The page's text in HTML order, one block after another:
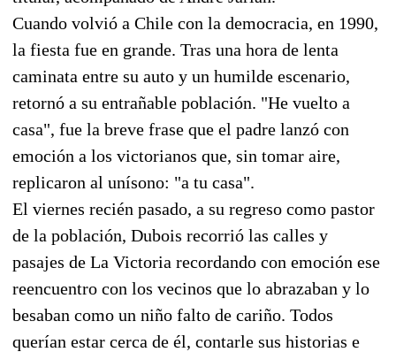
Cuando volvió a Chile con la democracia, en 1990,
la fiesta fue en grande. Tras una hora de lenta
caminata entre su auto y un humilde escenario,
retornó a su entrañable población. "He vuelto a
casa", fue la breve frase que el padre lanzó con
emoción a los victorianos que, sin tomar aire,
replicaron al unísono: "a tu casa".
El viernes recién pasado, a su regreso como pastor
de la población, Dubois recorrió las calles y
pasajes de La Victoria recordando con emoción ese
reencuentro con los vecinos que lo abrazaban y lo
besaban como un niño falto de cariño. Todos
querían estar cerca de él, contarle sus historias e